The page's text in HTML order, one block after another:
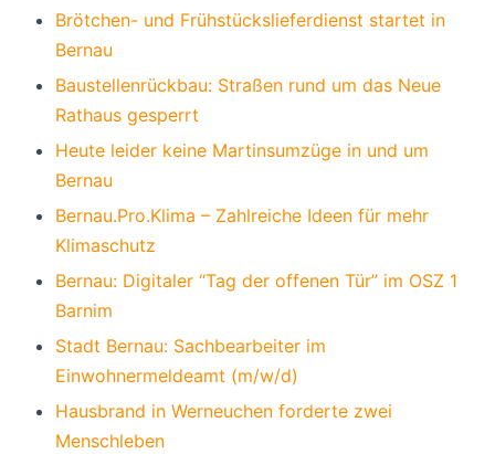
Brötchen- und Frühstückslieferdienst startet in
Bernau
Baustellenrückbau: Straßen rund um das Neue
Rathaus gesperrt
Heute leider keine Martinsumzüge in und um
Bernau
Bernau.Pro.Klima – Zahlreiche Ideen für mehr
Klimaschutz
Bernau: Digitaler “Tag der offenen Tür” im OSZ 1
Barnim
Stadt Bernau: Sachbearbeiter im
Einwohnermeldeamt (m/w/d)
Hausbrand in Werneuchen forderte zwei
Menschleben